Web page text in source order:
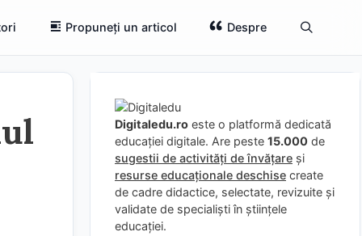
Propuneți un articol Despre
Digitaledu.ro este o platformă dedicată
educației digitale. Are peste 15.000 de
sugestii de activități de învățare și
resurse educaționale deschise create
de cadre didactice, selectate, revizuite și
validate de specialiști în științele
educației.